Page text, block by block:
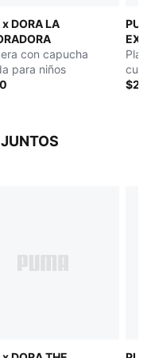
DORA LA
con capucha
para niños